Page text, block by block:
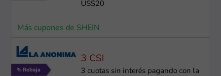
US$20
Más cupones de SHEIN
3 CSI
3 cuotas sin interés pagando con la